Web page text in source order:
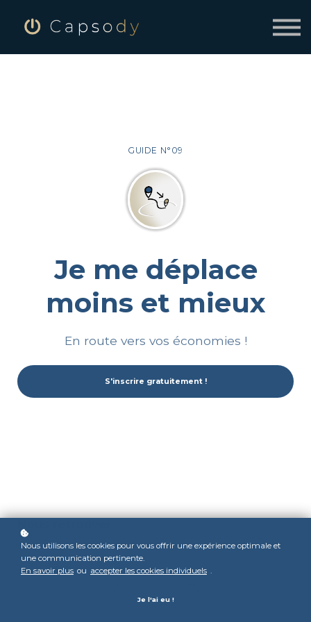
GUIDE N°09
Je me déplace
moins et mieux
En route vers vos économies !
S'inscrire gratuitement !
Nous utilisons les cookies pour vous offrir une expérience optimale et
une communication pertinente.
En savoir plus ou accepter les cookies individuels .
Je l'ai eu !